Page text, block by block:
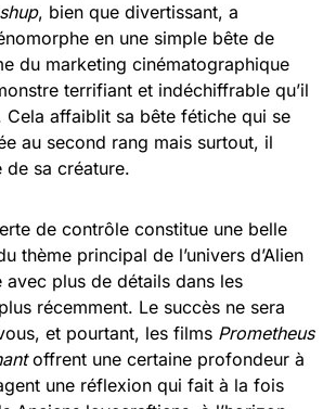
, bien que divertissant, a
en une simple bête de
du marketing cinématographique
terrifiant et indéchiffrable qu’il
Cela affaiblit sa bête fétiche qui se
au second rang mais surtout, il
sa créature.
de contrôle constitue une belle
thème principal de l’univers d’Alien
plus de détails dans les
récemment. Le succès ne sera
et pourtant, les films Prometheus
offrent une certaine profondeur à
une réflexion qui fait à la fois